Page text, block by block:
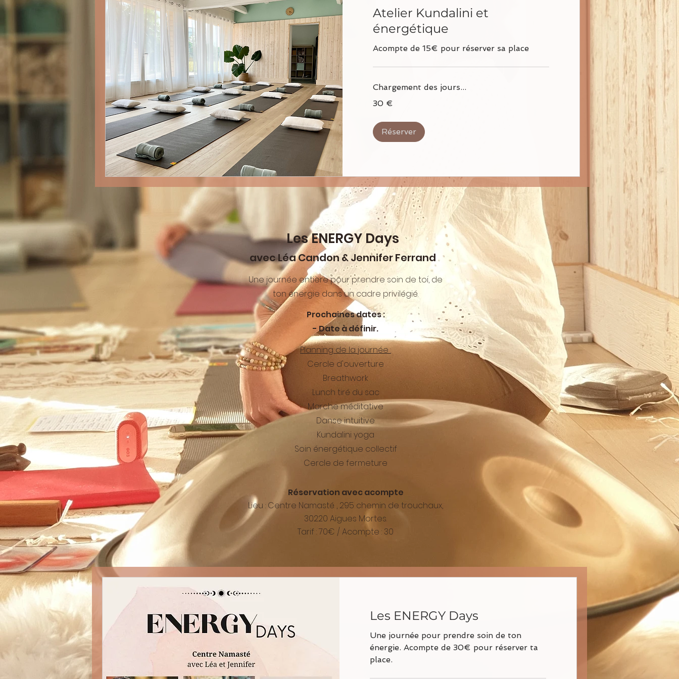
Atelier Kundalini et
énergétique
Acompte de 15€ pour réserver sa place
Chargement des jours...
euros
30 €
Réserver
Les ENERGY Days
avec Léa Candon & Jennifer Ferrand
Une journée entière pour prendre soin de toi, de
ton énergie dans un cadre privilégié.
Prochaines dates :
- Date à définir.
Planning de la journée :
Cercle d'ouverture
Breathwork
Lunch tiré du sac
Marche méditative
Danse intuitive
Kundalini yoga
Soin énergétique collectif
Cercle de fermeture
Réservation avecacompte
Lieu : Centre Namasté , 295 chemin de trouchaux,
30220 Aigues Mortes.
Tarif : 70€ / Acompte : 30
Les ENERGY Days
Une journée pour prendre soin de ton
énergie. Acompte de 30€ pour réserver ta
place.